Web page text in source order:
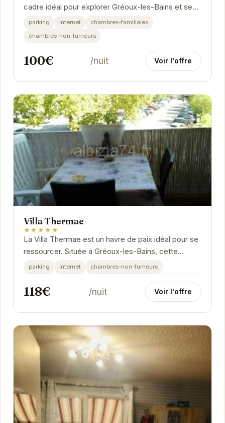
cadre idéal pour explorer Gréoux-les-Bains et ses
environs. Son emplacement privilégié vous...
parking internet
chambres-familiales
chambres-non-fumeurs
100€ /nuit Voir l'offre
Villa Thermae
★★★★★
La Villa Thermae est un havre de paix idéal pour se
ressourcer. Située à Gréoux-les-Bains, cette
charmante propriété propose des chambres...
parking internet chambres-non-fumeurs
118€ /nuit Voir l'offre